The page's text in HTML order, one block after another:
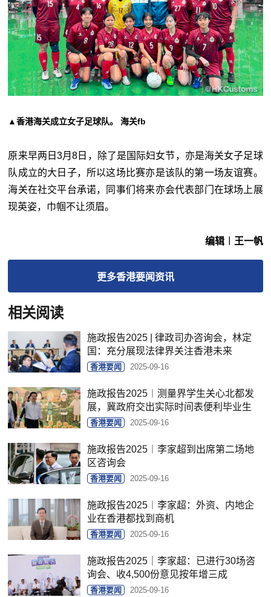
▲香港海关成立女子足球队。 海关fb
原来早两日3月8日，除了是国际妇女节，亦是海关女子足球
队成立的大日子，所以这场比赛亦是该队的第一场友谊赛。
海关在社交平台承诺，同事们将来亦会代表部门在球场上展
现英姿，巾帼不让须眉。
编辑︱王一帆
更多香港要闻资讯
相关阅读
施政报告2025 | 律政司办咨询会，林定
国：充分展现法律界关注香港未来
香港要闻 2025-09-16
施政报告2025︱测量界学生关心北都发
展，冀政府交出实际时间表便利毕业生
香港要闻 2025-09-16
施政报告2025︱李家超到出席第二场地
区咨询会
香港要闻 2025-09-16
施政报告2025︱李家超：外资、内地企
业在香港都找到商机
香港要闻 2025-09-16
施政报告2025｜李家超：已进行30场咨
询会、收4,500份意见按年增三成
香港要闻 2025-09-16